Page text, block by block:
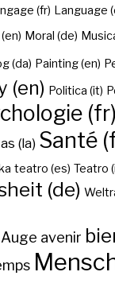
(fr) Language
Moral (de)
(da) Painting (en)
(en) Politica (it)
(fr)
(la) Santé
teatro (es) Teatro
(de)
Auge avenir